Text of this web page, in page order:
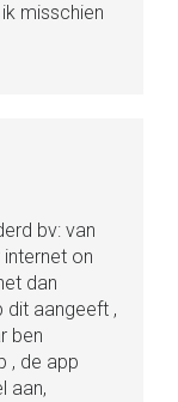
misschien
bv: van
on
dan
dit aangeeft ,
ben
, de app
aan,